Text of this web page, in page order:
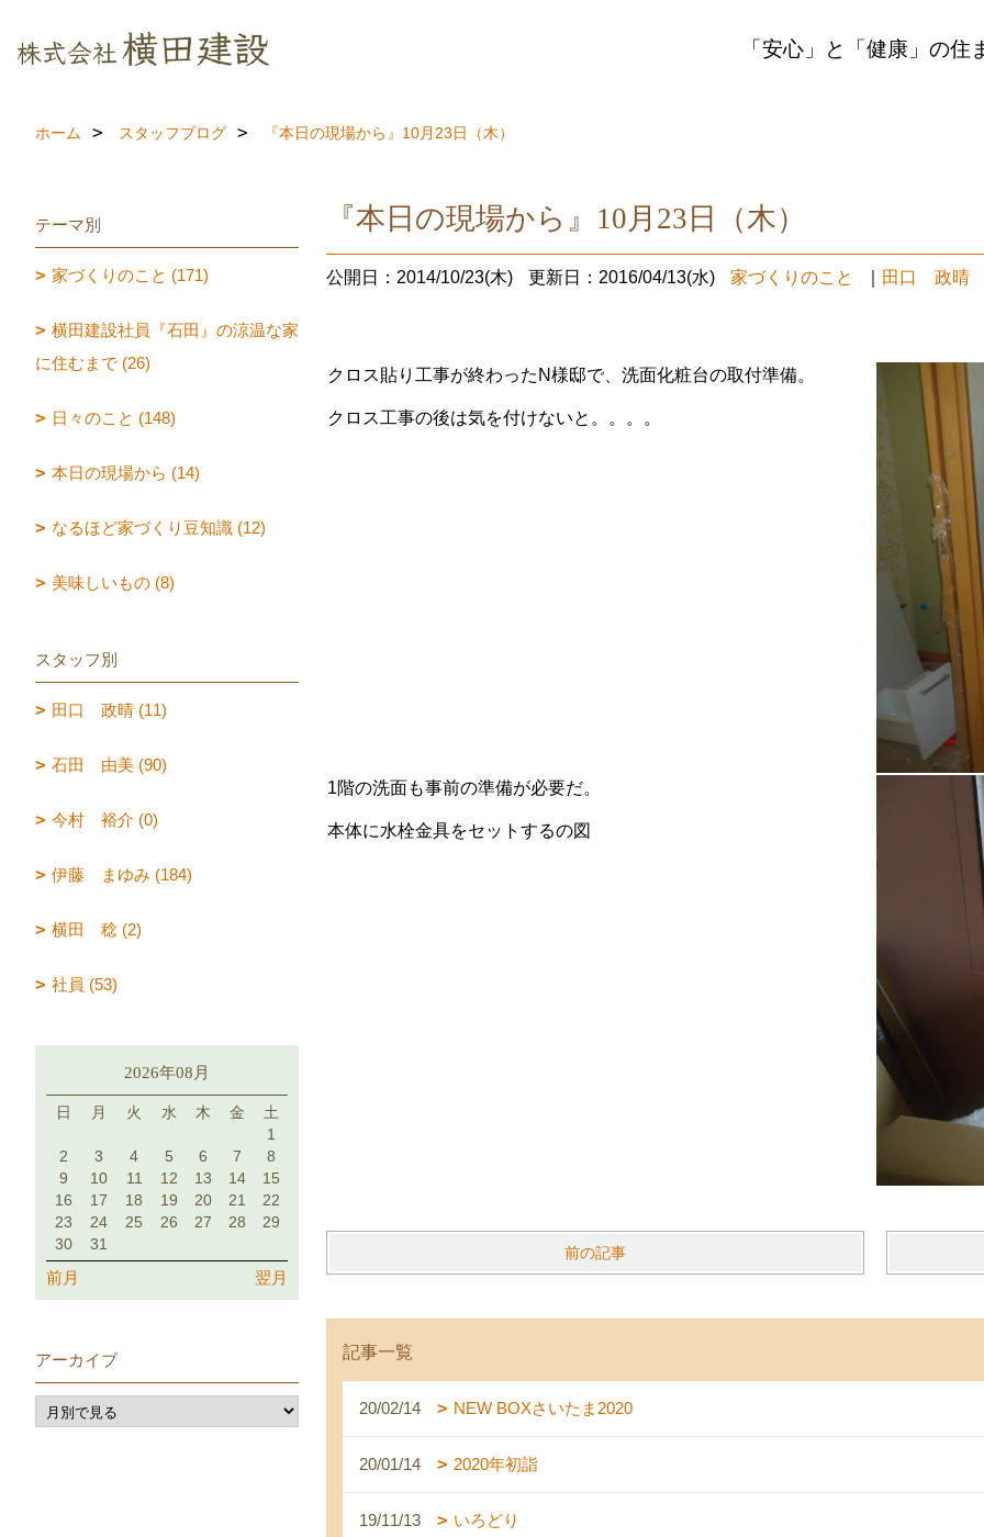
「安心」と「健康」の住
ホーム スタッフブログ 『本日の現場から』10月23日（木）
『本日の現場から』10月23日（木）
公開日：2014/10/23(木) 更新日：2016/04/13(水) 家づくりのこと 田口 政晴
クロス貼り工事が終わったN様邸で、洗面化粧台の取付準備。
クロス工事の後は気を付けないと。。。。
1階の洗面も事前の準備が必要だ。
本体に水栓金具をセットするの図
前の記事
記事一覧
20/02/14 NEW BOXさいたま2020
20/01/14 2020年初詣
19/11/13 いろどり
テーマ別
家づくりのこと (171)
横田建設社員『石田』の涼温な家
に住むまで (26)
日々のこと (148)
本日の現場から (14)
なるほど家づくり豆知識 (12)
美味しいもの (8)
スタッフ別
田口 政晴 (11)
石田 由美 (90)
今村 裕介 (0)
伊藤 まゆみ (184)
横田 稔 (2)
社員 (53)
2026年08月
日 月 火 水 木 金
土
1
2
3 4 5 6 7
8
9
10 11 12 13 14
15
16
17 18 19 20 21
22
23
24 25 26 27 28
29
30
31
前月 翌月
アーカイブ